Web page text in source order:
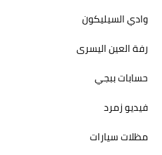
وادي السيليكون
رفة العين اليسرى
حسابات ببجي
فيديو زمرد
مظلات سيارات